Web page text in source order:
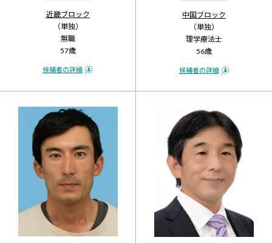
近畿ブロック
（単独）
無職
57歳
候補者の詳細
中国ブロック
（単独）
理学療法士
56歳
候補者の詳細